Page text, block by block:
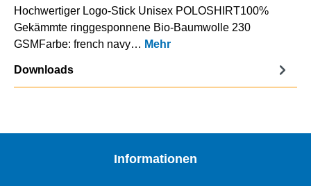
Hochwertiger Logo-Stick Unisex POLOSHIRT100%
Gekämmte ringgesponnene Bio-Baumwolle 230
GSMFarbe: french navy… Mehr
Downloads
Informationen